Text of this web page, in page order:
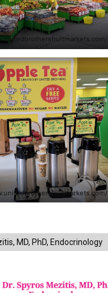
MD, PhD, Endocrinology